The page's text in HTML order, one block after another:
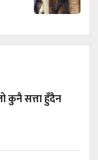
कुनै सत्ता हुँदैन